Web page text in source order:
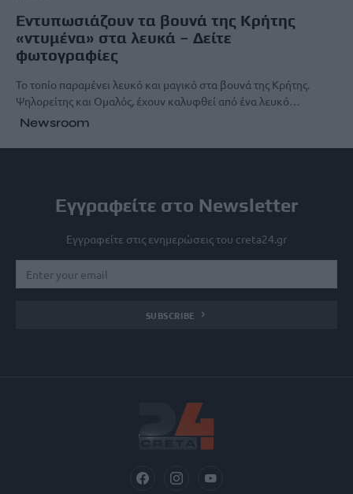
Εντυπωσιάζουν τα βουνά της Κρήτης
«ντυμένα» στα λευκά – Δείτε
φωτογραφίες
Το τοπίο παραμένει λευκό και μαγικό στα βουνά της Κρήτης.
Ψηλορείτης και Ομαλός, έχουν καλυφθεί από ένα λευκό…
Newsroom
Εγγραφείτε στο Newsletter
Εγγραφείτε στις ενημερώσεις του creta24.gr
SUBSCRIBE